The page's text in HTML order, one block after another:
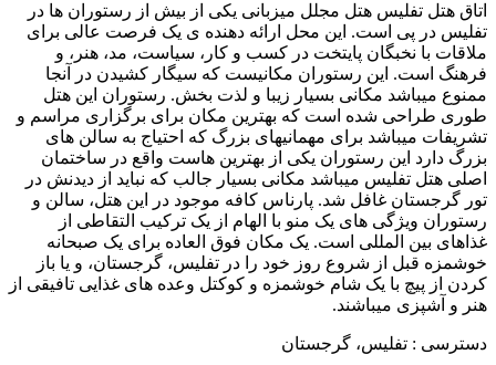
اتاق هتل تفلیس هتل مجلل میزبانی یکی از بیش از رستوران ها در
تفلیس در پی است. این محل ارائه دهنده ی یک فرصت عالی برای
ملاقات با نخبگان پایتخت در کسب و کار، سیاست، مد، هنر، و
فرهنگ است. این رستوران مکانیست که سیگار کشیدن در آنجا
ممنوع میباشد مکانی بسیار زیبا و لذت بخش. رستوران این هتل
طوری طراحی شده است که بهترین مکان برای برگزاری مراسم و
تشریفات میباشد برای مهمانیهای بزرگ که احتیاج به سالن های
بزرگ دارد این رستوران یکی از بهترین هاست واقع در ساختمان
اصلی هتل تفلیس میباشد مکانی بسیار جالب که نباید از دیدنش در
تور گرجستان غافل شد. پارناس کافه موجود در این هتل، سالن و
رستوران ویژگی های یک منو با الهام از یک ترکیب التقاطی از
غذاهای بین المللی است. یک مکان فوق العاده برای یک صبحانه
خوشمزه قبل از شروع روز خود را در تفلیس، گرجستان، و یا باز
کردن از پیچ با یک شام خوشمزه و کوکتل وعده های غذایی تافیقی از
هنر و آشپزی میباشند.
دسترسی : تفلیس، گرجستان